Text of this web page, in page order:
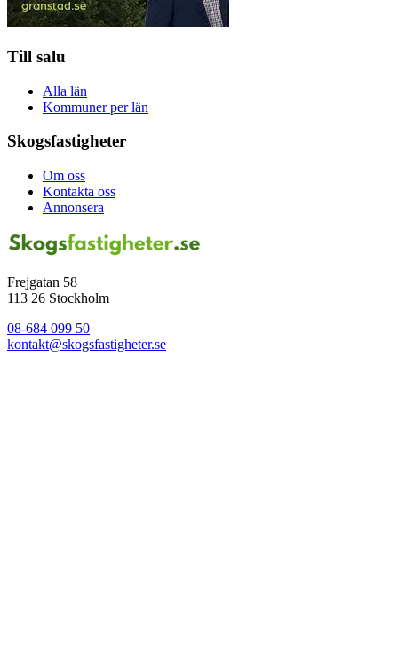
Till salu
Alla län
Kommuner per län
Skogsfastigheter
Om oss
Kontakta oss
Annonsera
Frejgatan 58
113 26 Stockholm
08-684 099 50
kontakt@skogsfastigheter.se